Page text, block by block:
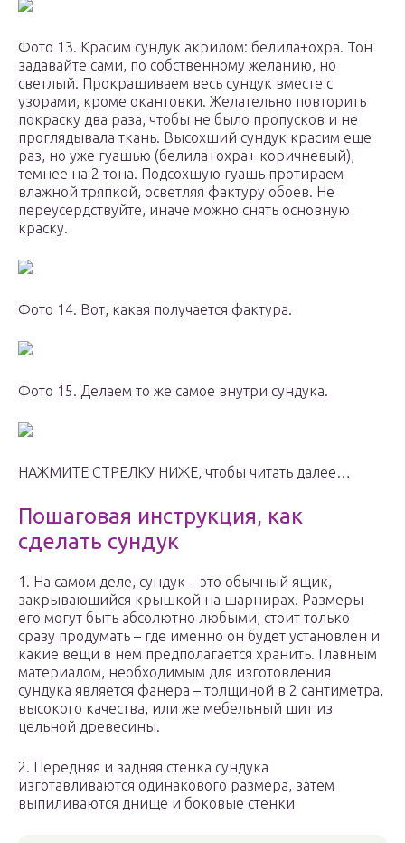
Фото 13. Красим сундук акрилом: белила+охра. Тон
задавайте сами, по собственному желанию, но
светлый. Прокрашиваем весь сундук вместе с
узорами, кроме окантовки. Желательно повторить
покраску два раза, чтобы не было пропусков и не
проглядывала ткань. Высохший сундук красим еще
раз, но уже гуашью (белила+охра+ коричневый),
темнее на 2 тона. Подсохшую гуашь протираем
влажной тряпкой, осветляя фактуру обоев. Не
переусердствуйте, иначе можно снять основную
краску.
Фото 14. Вот, какая получается фактура.
Фото 15. Делаем то же самое внутри сундука.
НАЖМИТЕ СТРЕЛКУ НИЖЕ, чтобы читать далее…
Пошаговая инструкция, как
сделать сундук
1. На самом деле, сундук – это обычный ящик,
закрывающийся крышкой на шарнирах. Размеры
его могут быть абсолютно любыми, стоит только
сразу продумать – где именно он будет установлен и
какие вещи в нем предполагается хранить. Главным
материалом, необходимым для изготовления
сундука является фанера – толщиной в 2 сантиметра,
высокого качества, или же мебельный щит из
цельной древесины.
2. Передняя и задняя стенка сундука
изготавливаются одинакового размера, затем
выпиливаются днище и боковые стенки